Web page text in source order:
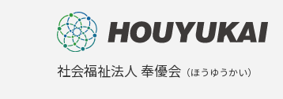
社会福祉法人 奉優会 （ほうゆうかい）